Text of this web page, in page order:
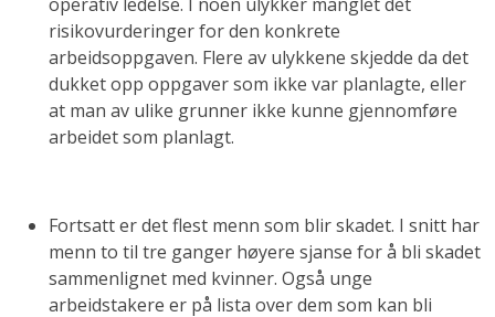
risikovurderinger for den konkrete
arbeidsoppgaven. Flere av ulykkene skjedde da det
dukket opp oppgaver som ikke var planlagte, eller
at man av ulike grunner ikke kunne gjennomføre
arbeidet som planlagt.
Fortsatt er det flest menn som blir skadet. I snitt har
menn to til tre ganger høyere sjanse for å bli skadet
sammenlignet med kvinner. Også unge
arbeidstakere er på lista over dem som kan bli